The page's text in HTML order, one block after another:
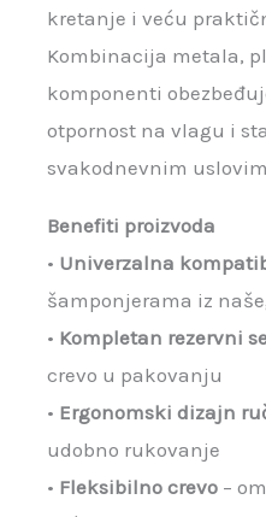
kretanje i veću
Kombinacija metala,
komponenti
otpornost na vlagu i
svakodnevnim
Benefiti proizvoda
• Univerzalna
šamponjerama iz
• Kompletan rezervni
crevo u pakovanju
• Ergonomski dizajn
udobno rukovanje
• Fleksibilno crevo –